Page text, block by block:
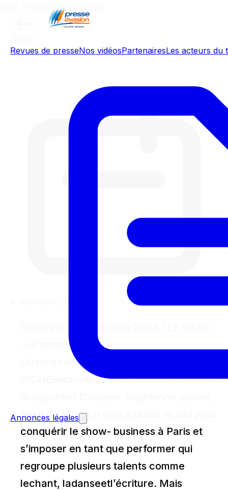
Revues de presseNos vidéosPartenairesLes acteurs du
Annonces légales
– Grande Salle /
Ouverturedesportes20h/Concert20h30
Mike de son vrai nom a quitté le sud pour
conquérir le show- business à Paris et
s’imposer en tant que performer qui
regroupe plusieurs talents comme
lechant, ladanseetl’écriture. Mais